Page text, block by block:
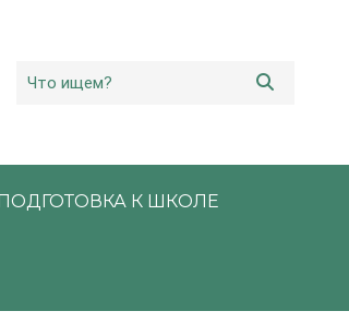
ПОДГОТОВКА К ШКОЛЕ